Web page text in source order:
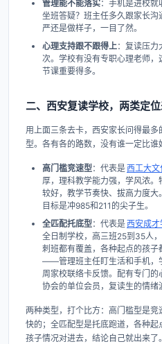
管理能不能落实：手机是进校
坐班答疑？班主任多久跟家长
严还是做样子，一目了然。
心理支持跟不跟得上：复读压力
次。学校有没有专职心理老师
节课重要得多。
二、西安复读学校，两类定
用上面三条去卡，西安家长问得最
型。各有各的路数，没有谁一定比谁
高门槛竞速型：代表是西工大
厚，理科教学能力强，学风浓
较好，教学节奏快、拔高力度大
目标是冲985和211的尖子生。
全匹配托底型：代表是西安成才
全日制学校，高三班25到35人
刺班都有覆盖，各种起点的孩子
——管理班主任盯生活和手机，
周家校联络卡反馈。配有专门
协会的单位会员，复读生的情绪
两种类型，打个比方：高门槛型是
快的；全匹配型是托底跑道，各种
孩子情况对进去，结论自己就出来了。